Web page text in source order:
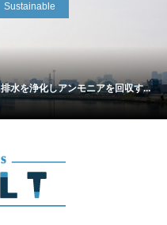
Sustainable
排水を浄化しアンモニアを回収す...